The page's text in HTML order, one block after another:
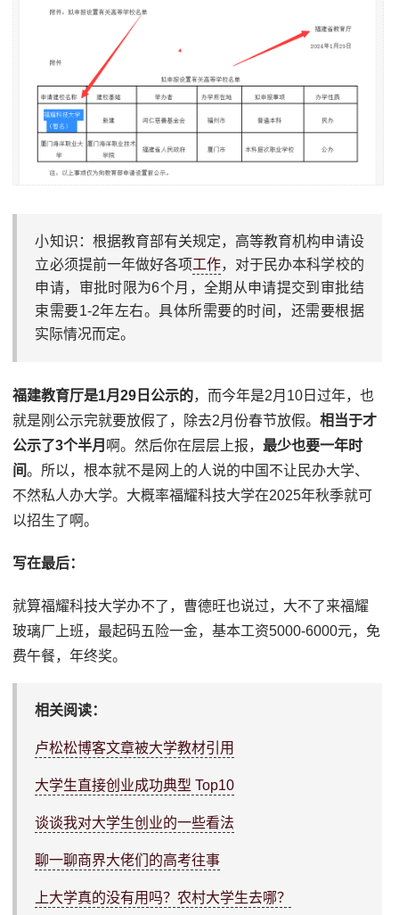
小知识：根据教育部有关规定，高等教育机构申请设
立必须提前一年做好各项工作，对于民办本科学校的
申请，审批时限为6个月，全期从申请提交到审批结
束需要1-2年左右。具体所需要的时间，还需要根据
实际情况而定。
福建教育厅是1月29日公示的，而今年是2月10日过年，也
就是刚公示完就要放假了，除去2月份春节放假。相当于才
公示了3个半月 啊。然后你在层层上报，最少也要一年时
间。所以，根本就不是网上的人说的中国不让民办大学、
不然私人办大学。大概率福耀科技大学在2025年秋季就可
以招生了啊。
写在最后：
就算福耀科技大学办不了，曹德旺也说过，大不了来福耀
玻璃厂上班，最起码五险一金，基本工资5000-6000元，免
费午餐，年终奖。
相关阅读：
卢松松博客文章被大学教材引用
大学生直接创业成功典型 Top10
谈谈我对大学生创业的一些看法
聊一聊商界大佬们的高考往事
上大学真的没有用吗？农村大学生去哪？